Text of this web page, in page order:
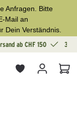
Anfragen. Bitte
Mail an
Dein Verständnis.
ab CHF 150 30